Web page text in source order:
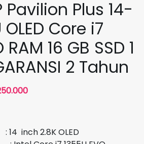
Pavilion Plus 14-
OLED Core i7
RAM 16 GB SSD 1
2 Tahun
Harga
adalah:
Rp16.250.000.
inch 2.8K OLED